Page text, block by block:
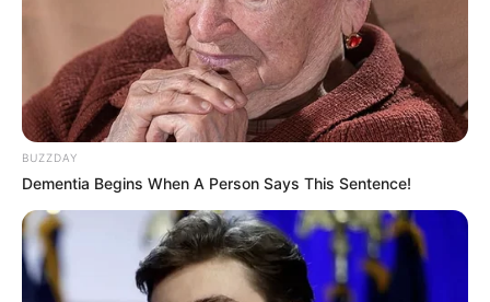
BUZZDAY
Dementia Begins When A Person Says This Sentence!